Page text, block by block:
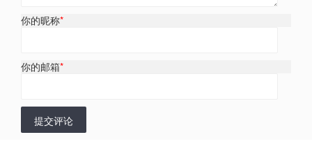
你的昵称*
你的邮箱*
提交评论